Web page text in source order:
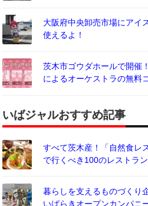
大阪府中央卸売市場にアイ
使えるよ！
茨木市ゴウダホールで開催
によるオーケストラの無料
いばジャルおすすめ記事
すべて茨木産！「自然食レ
で行くべき100のレストラ
暮らしを支えるものづくり
いばらきオープンカンパニ